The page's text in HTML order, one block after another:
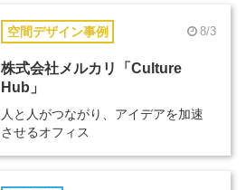
空間デザイン事例 8/3
株式会社メルカリ「Culture
Hub」
人と人がつながり、アイデアを加速
させるオフィス